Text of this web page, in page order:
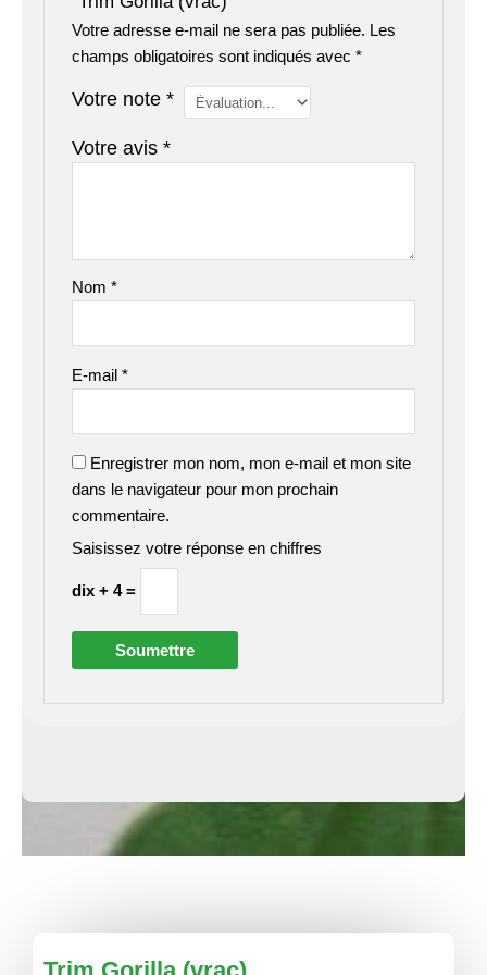
Votre adresse e-mail ne sera pas publiée. Les
champs obligatoires sont indiqués avec*
Votre note*
Votre avis*
Nom*
E-mail*
Enregistrer mon nom, mon e-mail et mon site
dans le navigateur pour mon prochain
commentaire.
Saisissez votre réponse en chiffres
dix + 4 =